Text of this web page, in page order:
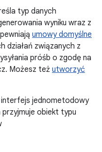
typ danych
wyniku wraz z
umowy domyślne
działań związanych z
próśb o zgodę na
Możesz też utworzyć
jednometodowy
przyjmuje obiekt typu